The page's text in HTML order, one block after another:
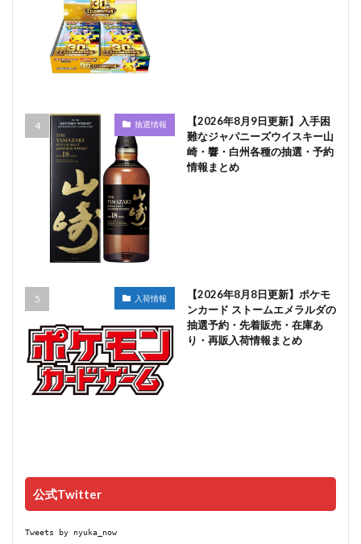
抽選情報
【2026年8月9日更新】入手困
難なジャパニーズウイスキー山
崎・響・白州各種の抽選・予約
情報まとめ
入荷情報
【2026年8月8日更新】ポケモ
ンカード ストームエメラルダの
抽選予約・先着販売・在庫あ
り・再販入荷情報まとめ
公式Twitter
Tweets by nyuka_now